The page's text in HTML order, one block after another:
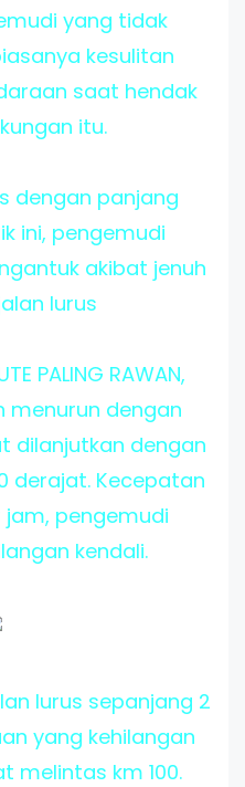
yang tidak
kesulitan
saat hendak
itu.
dengan panjang
ini, pengemudi
akibat jenuh
lurus
PALING RAWAN,
menurun dengan
dilanjutkan dengan
derajat. Kecepatan
jam, pengemudi
kendali.
lurus sepanjang 2
yang kehilangan
melintas km 100.